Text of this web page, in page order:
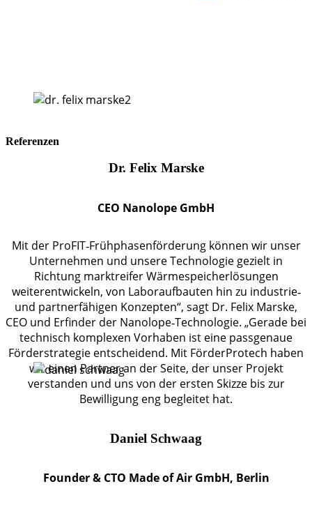
Referenzen
Dr. Felix Marske
CEO Nanolope GmbH
Mit der ProFIT‑Frühphasenförderung können wir unser
Unternehmen und unsere Technologie gezielt in
Richtung marktreifer Wärmespeicherlösungen
weiterentwickeln, von Laboraufbauten hin zu industrie‑
und partnerfähigen Konzepten“, sagt Dr. Felix Marske,
CEO und Erfinder der Nanolope‑Technologie. „Gerade bei
technisch komplexen Vorhaben ist eine passgenaue
Förderstrategie entscheidend. Mit FörderProtech haben
wir einen Partner an der Seite, der unser Projekt
verstanden und uns von der ersten Skizze bis zur
Bewilligung eng begleitet hat.
Daniel Schwaag
Founder & CTO Made of Air GmbH, Berlin